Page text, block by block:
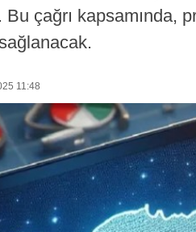
Bu çağrı kapsamında,
11:48